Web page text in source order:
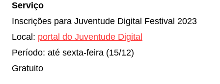
Serviço
Inscrições para Juventude Digital Festival 2023
Local: portal do Juventude Digital
Período: até sexta-feira (15/12)
Gratuito